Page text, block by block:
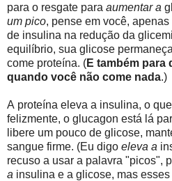
para o resgate para aumentar a
um pico, pense em você,
de insulina na redução da
equilíbrio, sua glicose
come proteína. (E também para
quando você não come nada.)
A proteína eleva a insulina, o
felizmente, o glucagon está lá
libere um pouco de glicose,
sangue firme. (Eu digo eleva a
recuso a usar a palavra "picos",
a insulina e a glicose, mas